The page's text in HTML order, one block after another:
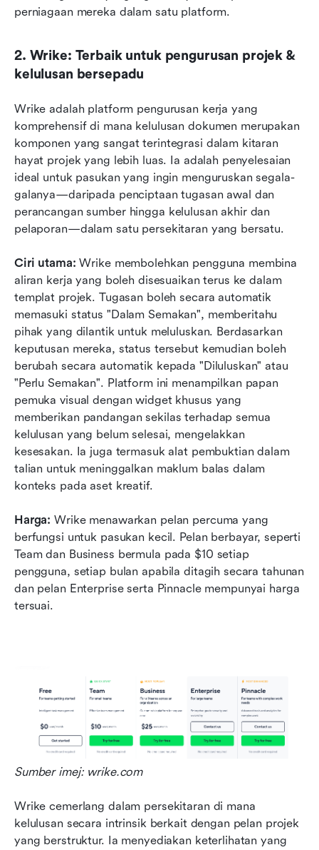
perniagaan mereka dalam satu platform.
2. Wrike: Terbaik untuk pengurusan projek &
kelulusan bersepadu
Wrike adalah platform pengurusan kerja yang
komprehensif di mana kelulusan dokumen merupakan
komponen yang sangat terintegrasi dalam kitaran
hayat projek yang lebih luas. Ia adalah penyelesaian
ideal untuk pasukan yang ingin menguruskan segala-
galanya—daripada penciptaan tugasan awal dan
perancangan sumber hingga kelulusan akhir dan
pelaporan—dalam satu persekitaran yang bersatu.
Ciri utama: Wrike membolehkan pengguna membina
aliran kerja yang boleh disesuaikan terus ke dalam
templat projek. Tugasan boleh secara automatik
memasuki status "Dalam Semakan", memberitahu
pihak yang dilantik untuk meluluskan. Berdasarkan
keputusan mereka, status tersebut kemudian boleh
berubah secara automatik kepada "Diluluskan" atau
"Perlu Semakan". Platform ini menampilkan papan
pemuka visual dengan widget khusus yang
memberikan pandangan sekilas terhadap semua
kelulusan yang belum selesai, mengelakkan
kesesakan. Ia juga termasuk alat pembuktian dalam
talian untuk meninggalkan maklum balas dalam
konteks pada aset kreatif.
Harga: Wrike menawarkan pelan percuma yang
berfungsi untuk pasukan kecil. Pelan berbayar, seperti
Team dan Business bermula pada $10 setiap
pengguna, setiap bulan apabila ditagih secara tahunan
dan pelan Enterprise serta Pinnacle mempunyai harga
tersuai.
Sumber imej: wrike.com
Wrike cemerlang dalam persekitaran di mana
kelulusan secara intrinsik berkait dengan pelan projek
yang berstruktur. Ia menyediakan keterlihatan yang